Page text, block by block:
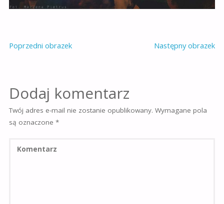
Poprzedni obrazek Następny obrazek
Dodaj komentarz
Twój adres e-mail nie zostanie opublikowany. Wymagane pola
są oznaczone *